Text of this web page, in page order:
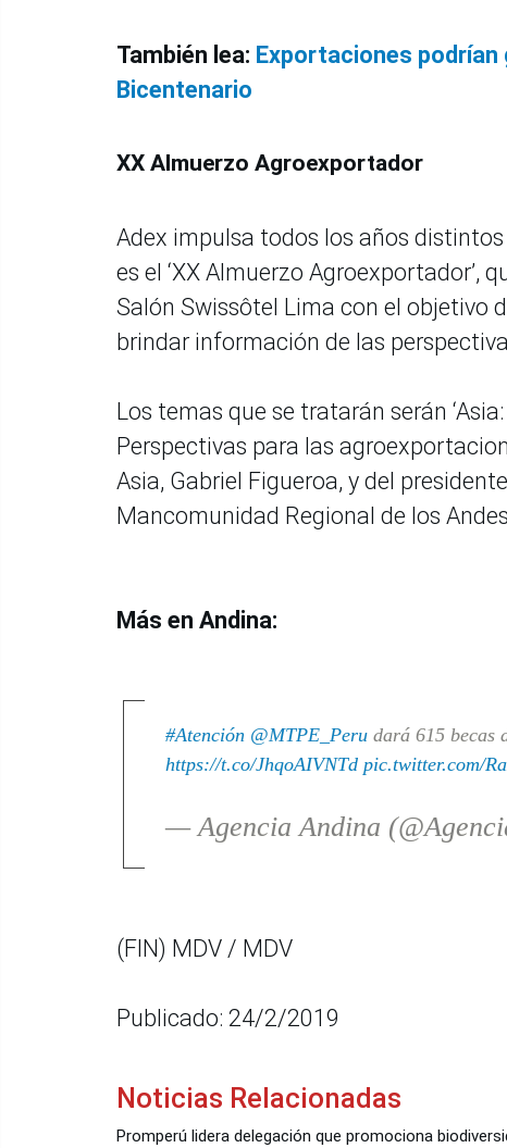
También lea: Exportaciones podrían
Bicentenario
XX Almuerzo Agroexportador
Adex impulsa todos los años
es el ‘XX Almuerzo Agroexportador’,
Salón Swissôtel Lima con el objetivo
brindar información de las
Los temas que se tratarán serán
Perspectivas para las
Asia, Gabriel Figueroa, y del
Mancomunidad Regional de los
Más en Andina:
#Atención @MTPE_Perudará 615 becas
https://t.co/JhqoAIVNTd pic.twitter.com/
— Agencia Andina
(FIN) MDV / MDV
Publicado: 24/2/2019
Noticias Relacionadas
Promperú lidera delegación que promociona